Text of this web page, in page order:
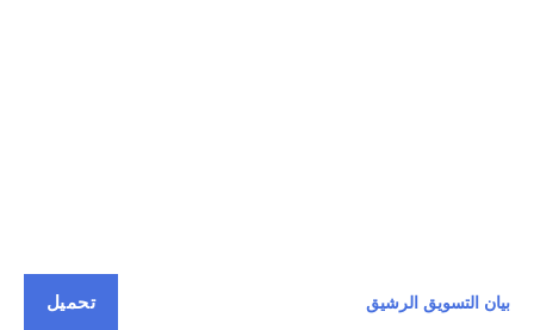
بيان التسويق الرشيق تحميل